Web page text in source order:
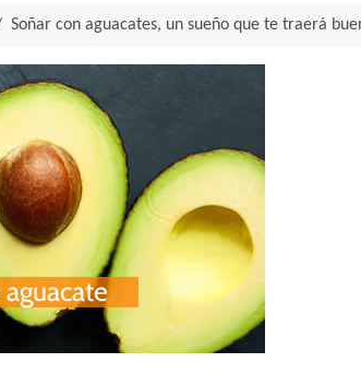
Soñar con aguacates, un sueño que te traerá